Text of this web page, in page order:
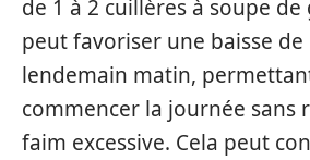
de 1 à 2 cuillères à soupe
peut favoriser une baisse de
lendemain matin,
commencer la journée sans
faim excessive. Cela peut